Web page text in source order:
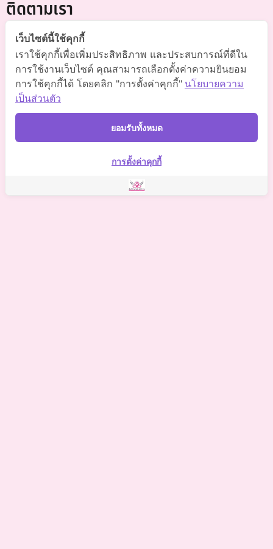
ติดตามเรา
@somchai-clinic (มี@)
Somchaiclinic คลินิกแพทย์สมชาย
Somchaiclinic
2021 Somchai Clinic. All Rights Reserved. Powered by
เว็บไซต์นี้ใช้คุกกี้
เราใช้คุกกี้เพื่อเพิ่มประสิทธิภาพ และประสบการณ์ที่ดีใน
การใช้งานเว็บไซต์ คุณสามารถเลือกตั้งค่าความยินยอม
การใช้คุกกี้ได้ โดยคลิก "การตั้งค่าคุกกี้" นโยบายความ
เป็นส่วนตัว
ยอมรับทั้งหมด
การตั้งค่าคุกกี้